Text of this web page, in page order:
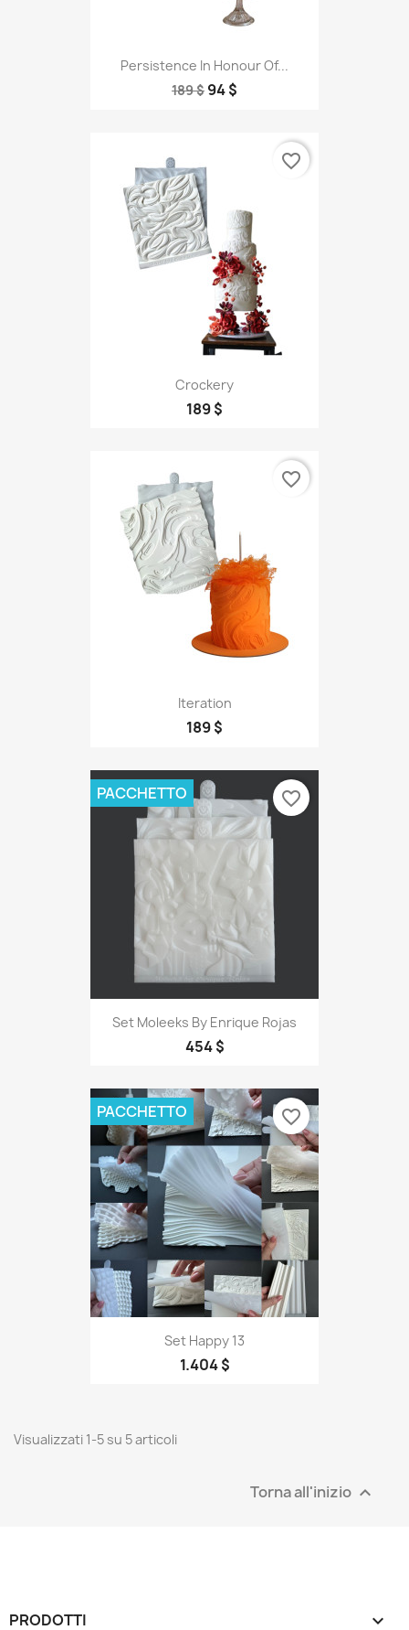
Persistence In Honour Of...
189 $ 94 $
Crockery
189 $
favorite_border
Iteration
189 $
favorite_border
Set Moleeks By Enrique Rojas
454 $
PACCHETTO favorite_border
Set Happy 13
1.404 $
PACCHETTO favorite_border
Visualizzati 1-5 su 5 articoli
Torna all'inizio 
PRODOTTI 